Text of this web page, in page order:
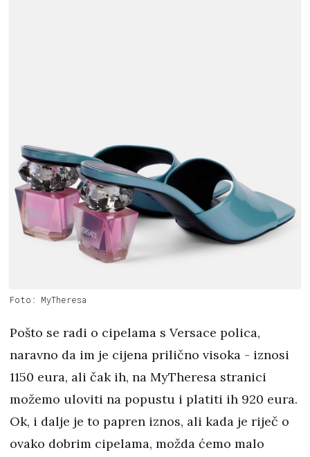
Foto: MyTheresa
Pošto se radi o cipelama s Versace polica,
naravno da im je cijena prilično visoka - iznosi
1150 eura, ali čak ih, na MyTheresa stranici
možemo uloviti na popustu i platiti ih 920 eura.
Ok, i dalje je to papren iznos, ali kada je riječ o
ovako dobrim cipelama, možda ćemo malo